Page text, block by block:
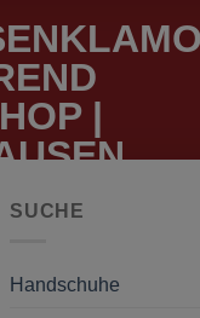
SUCHE
Handschuhe